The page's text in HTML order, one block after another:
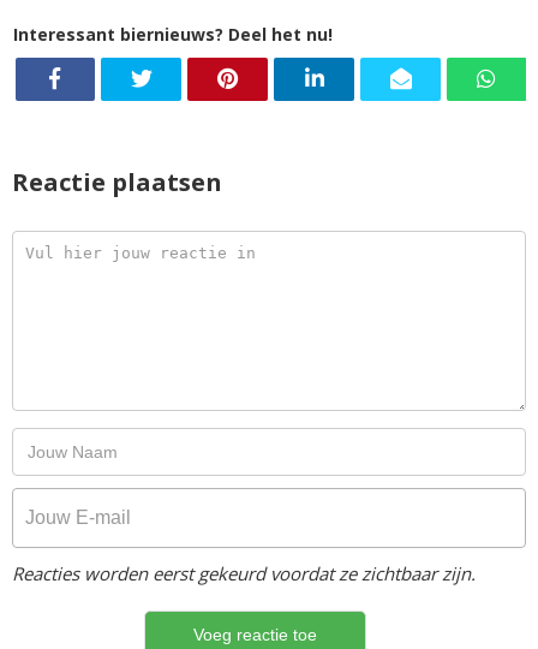
Interessant biernieuws? Deel het nu!
Reactie plaatsen
Reacties worden eerst gekeurd voordat ze zichtbaar zijn.